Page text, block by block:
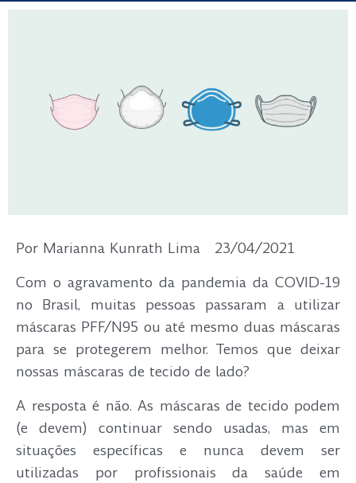
Por Marianna Kunrath Lima 23/04/2021
Com o agravamento da pandemia da COVID-19
no Brasil, muitas pessoas passaram a utilizar
máscaras PFF/N95 ou até mesmo duas máscaras
para se protegerem melhor. Temos que deixar
nossas máscaras de tecido de lado?
A resposta é não. As máscaras de tecido podem
(e devem) continuar sendo usadas, mas em
situações específicas e nunca devem ser
utilizadas por profissionais da saúde em